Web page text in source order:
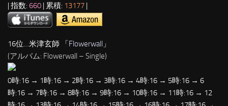
| 指数: 660 | 累積: 13177 |
16位…米津玄師 「 Flowerwall 」
(アルバム: Flowerwall – Single)
0時:16 → 1時:16 → 2時:16 → 3時:16 → 4時:16 → 5時:16 → 6
時:16 → 7時:16 → 8時:16 → 9時:16 → 10時:16 → 11時:16 → 12